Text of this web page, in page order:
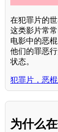
在犯罪片的
这类影片常
电影中的恶
他们的罪恶
状态。
犯罪片，恶
为什么